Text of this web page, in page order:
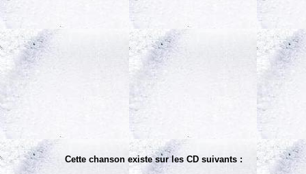
Cette chanson existe sur les CD suivants :